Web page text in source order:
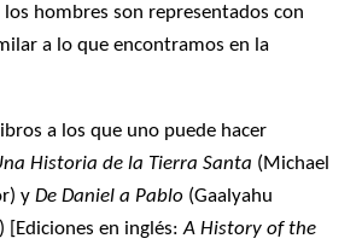
los hombres son representados con
a lo que encontramos en la
a los que uno puede hacer
Historia de la Tierra Santa (Michael
yDe Daniel a Pablo (Gaalyahu
[Ediciones en inglés:A History of the